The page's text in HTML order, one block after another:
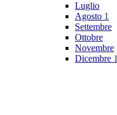
Luglio
Agosto 1
Settembre
Ottobre
Novembre
Dicembre 1